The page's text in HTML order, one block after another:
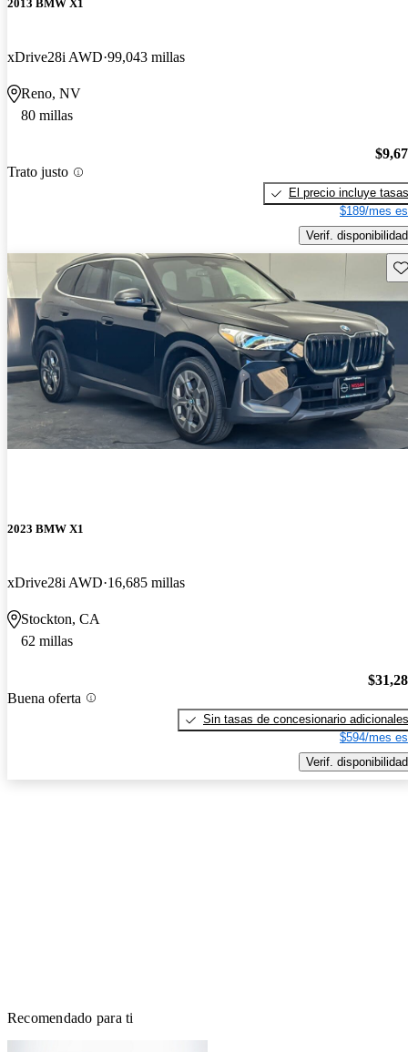
2013 BMW X1
xDrive28i AWD 99,043 millas
Reno, NV
80 millas
Trato justo
El precio incluye tasas
$189/mes
Verif. disponibilidad
2023 BMW X1
xDrive28i AWD 16,685 millas
Stockton, CA
62 millas
Buena oferta
Sin tasas de concesionario adicionales
$594/mes
Verif. disponibilidad
Recomendado para ti